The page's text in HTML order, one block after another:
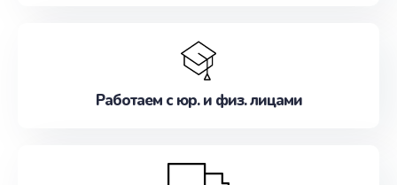
Работаем с юр. и физ. лицами